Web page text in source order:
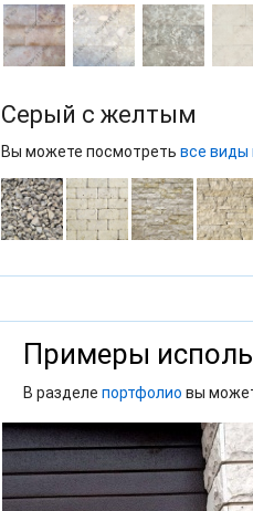
Серый с желтым
Вы можете посмотреть все виды
Примеры
В разделе портфолио вы